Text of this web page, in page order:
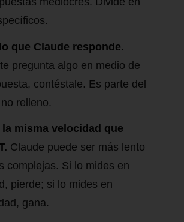
que Claude responde.
pregunta algo en medio de
contéstale. Es parte del
relleno.
la misma velocidad que
Claude puede ser más lento
complejas. Si lo mides en
pierde; si lo mides en
gana.